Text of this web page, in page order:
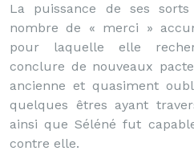
La puissance de ses
nombre de « merci »
pour laquelle elle
conclure de nouveaux
ancienne et quasiment
quelques êtres ayant
ainsi que Séléné fut
contre elle.